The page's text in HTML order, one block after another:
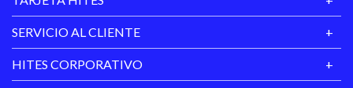
SERVICIO AL CLIENTE
HITES CORPORATIVO